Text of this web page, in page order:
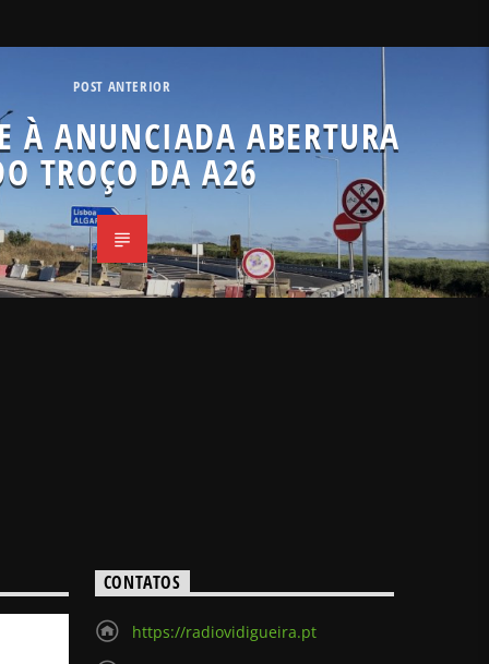
POST ANTERIOR
À ANUNCIADA ABERTURA
TROÇO DA A26
CONTATOS
https://radiovidigueira.pt